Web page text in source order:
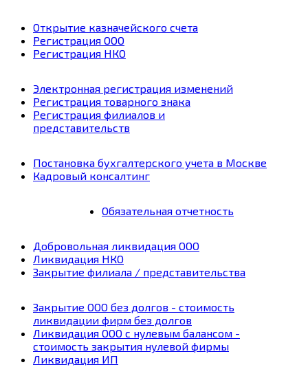
Открытие казначейского счета
Регистрация ООО
Регистрация НКО
Электронная регистрация изменений
Регистрация товарного знака
Регистрация филиалов и
представительств
Постановка бухгалтерского учета в Москве
Кадровый консалтинг
Обязательная отчетность
Добровольная ликвидация ООО
Ликвидация НКО
Закрытие филиала / представительства
Закрытие ООО без долгов - стоимость
ликвидации фирм без долгов
Ликвидация ООО с нулевым балансом -
стоимость закрытия нулевой фирмы
Ликвидация ИП